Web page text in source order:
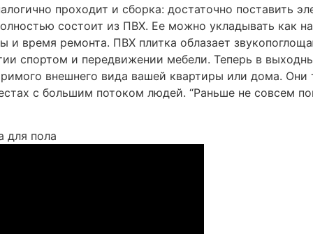
проходит и сборка: достаточно поставить
состоит из ПВХ. Ее можно укладывать как
и время ремонта. ПВХ плитка облазает
спортом и передвижении мебели. Теперь в
внешнего вида вашей квартиры или дома.
с большим потоком людей. “Раньше не совсем